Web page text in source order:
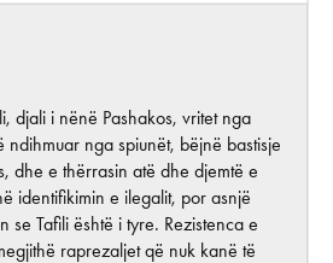
djali i nënë Pashakos, vritet nga
ndihmuar nga spiunët, bëjnë bastisje
dhe e thërrasin atë dhe djemtë e
identifikimin e ilegalit, por asnjë
se Tafili është i tyre. Rezistenca e
raprezaljet që nuk kanë të